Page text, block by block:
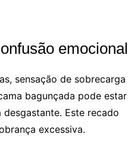
emocional
sensação de sobrecarga
bagunçada pode estar
Este recado
excessiva.